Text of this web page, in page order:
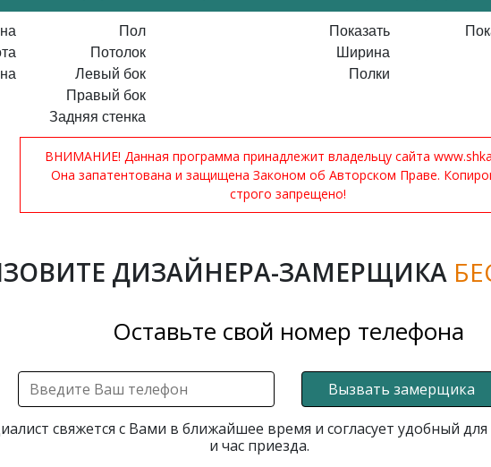
Пол
Потолок
Левый бок
Правый бок
Задняя стенка
Показать
Ширина
Полки
ВНИМАНИЕ! Данная программа принадлежит владельцу сайта
Она запатентована и защищена Законом об Авторском Праве.
строго запрещено!
ДИЗАЙНЕРА-ЗАМЕРЩИКА
Оставьте свой номер телефона
Вызвать замерщика
свяжется с Вами в ближайшее время и согласует удобный
и час приезда.